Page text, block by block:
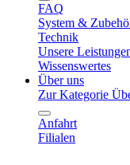
FAQ
System &
Technik
Unsere
Wissenswertes
Über uns
Zur Kategorie
Anfahrt
Filialen